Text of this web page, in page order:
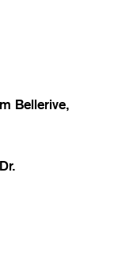
Bellerive,